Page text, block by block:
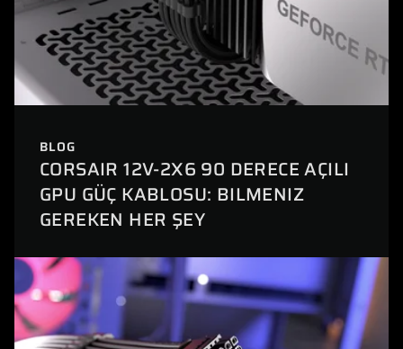
BLOG
CORSAIR 12V-2X6 90 DERECE AÇILI
GPU GÜÇ KABLOSU: BILMENIZ
GEREKEN HER ŞEY